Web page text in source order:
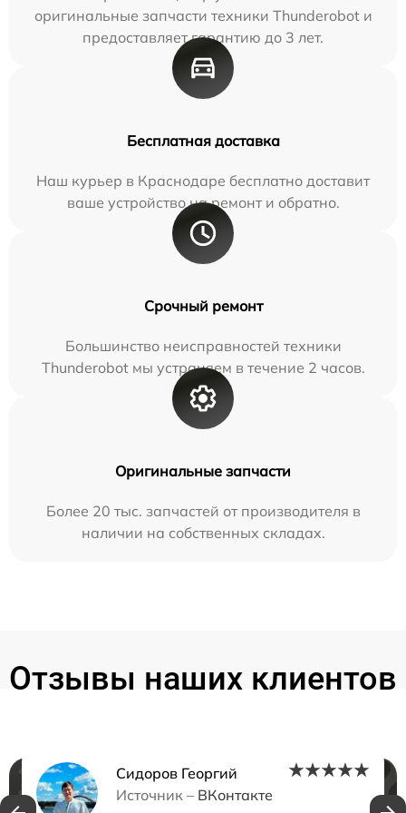
оригинальные запчасти техники Thunderobot и
предоставляет гарантию до 3 лет.
Бесплатная доставка
Наш курьер в Краснодаре бесплатно доставит
ваше устройство на ремонт и обратно.
Срочный ремонт
Большинство неисправностей техники
Thunderobot мы устраняем в течение 2 часов.
Оригинальные запчасти
Более 20 тыс. запчастей от производителя в
наличии на собственных складах.
Отзывы наших клиентов
Сидоров Георгий
Источник – ВКонтакте
Нужна консультация?